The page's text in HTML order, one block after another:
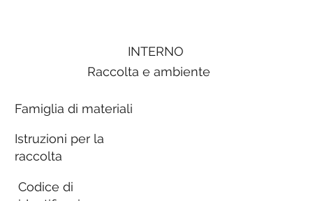
INTERNO
Raccolta e ambiente
Famiglia di materiali
Istruzioni per la
raccolta
Codice di